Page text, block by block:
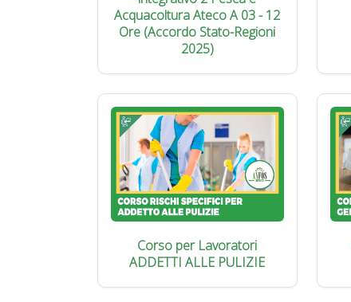
Acquacoltura Ateco A 03 - 12
Ore (Accordo Stato-Regioni
2025)
Corso per Lavoratori
ADDETTI ALLE PULIZIE